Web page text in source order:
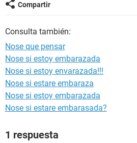
GLOSARIO
Compartir
Consulta también:
Nose que pensar
Nose si estoy embarazada
Nose si estoy envarazada!!!
Nose si estare embaraza
Nose si estoy embarazada
Nose si estare embarasada?
1 respuesta